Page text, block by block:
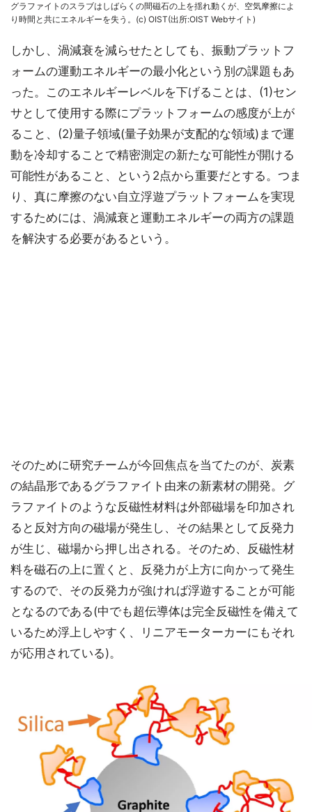
グラファイトのスラブはしばらくの間磁石の上を揺れ動くが、空気摩擦によ
り時間と共にエネルギーを失う。(c) OIST(出所:OIST Webサイト)
しかし、渦減衰を減らせたとしても、振動プラットフ
ォームの運動エネルギーの最小化という別の課題もあ
った。このエネルギーレベルを下げることは、(1)セン
サとして使用する際にプラットフォームの感度が上が
ること、(2)量子領域(量子効果が支配的な領域)まで運
動を冷却することで精密測定の新たな可能性が開ける
可能性があること、という2点から重要だとする。つま
り、真に摩擦のない自立浮遊プラットフォームを実現
するためには、渦減衰と運動エネルギーの両方の課題
を解決する必要があるという。
そのために研究チームが今回焦点を当てたのが、炭素
の結晶形であるグラファイト由来の新素材の開発。グ
ラファイトのような反磁性材料は外部磁場を印加され
ると反対方向の磁場が発生し、その結果として反発力
が生じ、磁場から押し出される。そのため、反磁性材
料を磁石の上に置くと、反発力が上方に向かって発生
するので、その反発力が強ければ浮遊することが可能
となるのである(中でも超伝導体は完全反磁性を備えて
いるため浮上しやすく、リニアモーターカーにもそれ
が応用されている)。